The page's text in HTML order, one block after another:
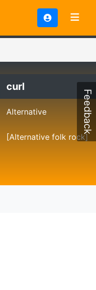
curl
Alternative
[Alternative folk rock]
Feedback